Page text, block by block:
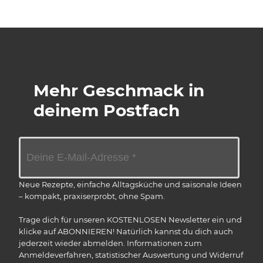
Mehr Geschmack in
deinem Postfach
Neue Rezepte, einfache Alltagsküche und saisonale Ideen
– kompakt, praxiserprobt, ohne Spam.
Trage dich für unseren KOSTENLOSEN Newsletter ein und
klicke auf ABONNIEREN! Natürlich kannst du dich auch
jederzeit wieder abmelden. Informationen zum
Anmeldeverfahren, statistischer Auswertung und Widerruf